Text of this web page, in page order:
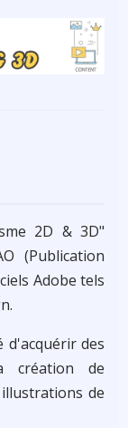
2D & 3D"
(Publication
Adobe tels
des
création de
de